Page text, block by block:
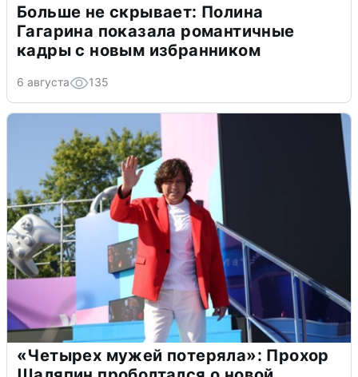
Больше не скрывает: Полина
Гагарина показала романтичные
кадры с новым избранником
6 августа 135
«Четырех мужей потеряла»: Прохор